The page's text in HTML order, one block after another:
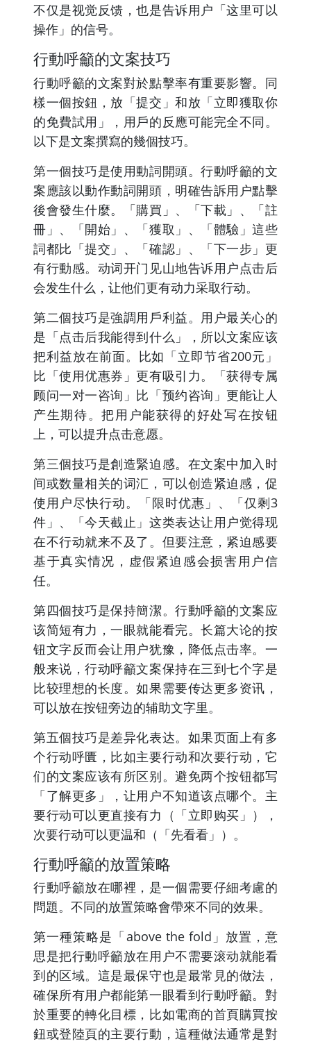
不仅是视觉反馈，也是告诉用户「这里可以
操作」的信号。
行動呼籲的文案技巧
行動呼籲的文案對於點擊率有重要影響。同
樣一個按鈕，放「提交」和放「立即獲取你
的免費試用」，用戶的反應可能完全不同。
以下是文案撰寫的幾個技巧。
第一個技巧是使用動詞開頭。行動呼籲的文
案應該以動作動詞開頭，明確告訴用户點擊
後會發生什麼。「購買」、「下載」、「註
冊」、「開始」、「獲取」、「體驗」這些
詞都比「提交」、「確認」、「下一步」更
有行動感。动词开门见山地告诉用户点击后
会发生什么，让他们更有动力采取行动。
第二個技巧是強調用戶利益。用户最关心的
是「点击后我能得到什么」，所以文案应该
把利益放在前面。比如「立即节省200元」
比「使用优惠券」更有吸引力。「获得专属
顾问一对一咨询」比「预约咨询」更能让人
产生期待。把用户能获得的好处写在按钮
上，可以提升点击意愿。
第三個技巧是創造緊迫感。在文案中加入时
间或数量相关的词汇，可以创造紧迫感，促
使用户尽快行动。「限时优惠」、「仅剩3
件」、「今天截止」这类表达让用户觉得现
在不行动就来不及了。但要注意，紧迫感要
基于真实情况，虚假紧迫感会损害用户信
任。
第四個技巧是保持簡潔。行動呼籲的文案应
该简短有力，一眼就能看完。长篇大论的按
钮文字反而会让用户犹豫，降低点击率。一
般来说，行动呼籲文案保持在三到七个字是
比较理想的长度。如果需要传达更多资讯，
可以放在按钮旁边的辅助文字里。
第五個技巧是差异化表达。如果页面上有多
个行动呼匱，比如主要行动和次要行动，它
们的文案应该有所区别。避免两个按钮都写
「了解更多」，让用户不知道该点哪个。主
要行动可以更直接有力（「立即购买」），
次要行动可以更温和（「先看看」）。
行動呼籲的放置策略
行動呼籲放在哪裡，是一個需要仔細考慮的
問題。不同的放置策略會帶來不同的效果。
第一種策略是「above the fold」放置，意
思是把行動呼籲放在用户不需要滚动就能看
到的区域。這是最保守也是最常見的做法，
確保所有用户都能第一眼看到行動呼籲。對
於重要的轉化目標，比如電商的首頁購買按
鈕或登陸頁的主要行動，這種做法通常是對